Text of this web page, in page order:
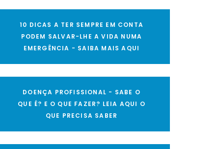
10 DICAS A TER SEMPRE EM CONTA
PODEM SALVAR-LHE A VIDA NUMA
EMERGÊNCIA - SAIBA MAIS AQUI
DOENÇA PROFISSIONAL - SABE O
QUE É? E O QUE FAZER? LEIA AQUI O
QUE PRECISA SABER